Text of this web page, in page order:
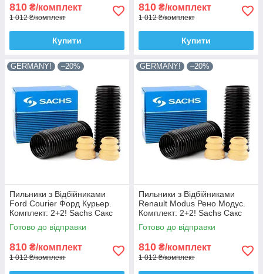
810 ₴/комплект
1 012 ₴/комплект
Купити
810 ₴/комплект
1 012 ₴/комплект
Купити
GERMANY! –20%
Пильники з Відбійниками
Ford Courier Форд Курьер.
Комплект: 2+2! Sachs Сакс
Готово до відправки
810 ₴/комплект
1 012 ₴/комплект
GERMANY! –20%
Пильники з Відбійниками
Renault Modus Рено Модус.
Комплект: 2+2! Sachs Сакс
Готово до відправки
810 ₴/комплект
1 012 ₴/комплект